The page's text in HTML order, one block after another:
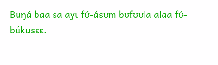
Buŋá baa sa ayɩ fʊ́-ásʊm bʊfʊʊla alaa fʊ́-
búkusɛɛ.